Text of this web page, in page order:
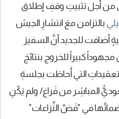
من أجل تثبيتِ وقفِ إطلاق
بالتزامن معَ انتشارِ الجيش
أضافت للجديد أنَّ السفيرَ
كبيراً للخروج بنتائجَ
التي أَحاطَت بجلسةِ
المباشِر من فَراغ/ ولم يَكُنِ
في "فَضِّ النِّزاعات"